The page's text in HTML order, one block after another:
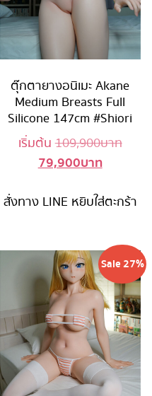
บาท.
ตุ๊กตายางอนิเมะ Akane
Medium Breasts Full
Silicone 147cm #Shiori
เริ่มต้น109,900บาท
79,900บาทCurrent
is:
สั่งทาง LINE หยิบใส่ตะกร้า
Sale 27%